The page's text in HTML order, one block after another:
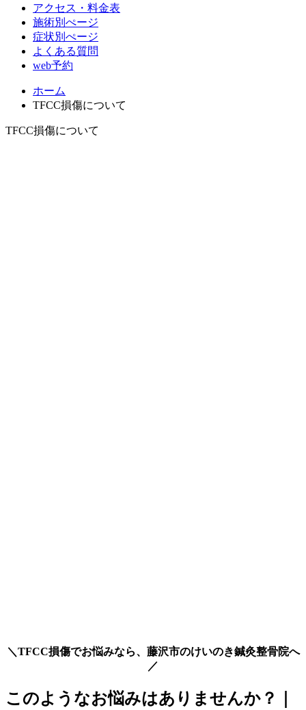
アクセス・料金表
施術別ぺージ
症状別ぺージ
よくある質問
web予約
ホーム
TFCC損傷について
TFCC損傷について
＼TFCC損傷でお悩みなら、藤沢市のけいのき鍼灸整骨院へ
／
このようなお悩みはありませんか？｜